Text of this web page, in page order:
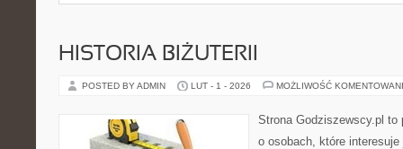
HISTORIA BIŻUTERII
POSTED BY ADMIN LUT - 1 - 2026 MOŻLIWOŚĆ
Strona Godziszewscy.pl
o osobach, które